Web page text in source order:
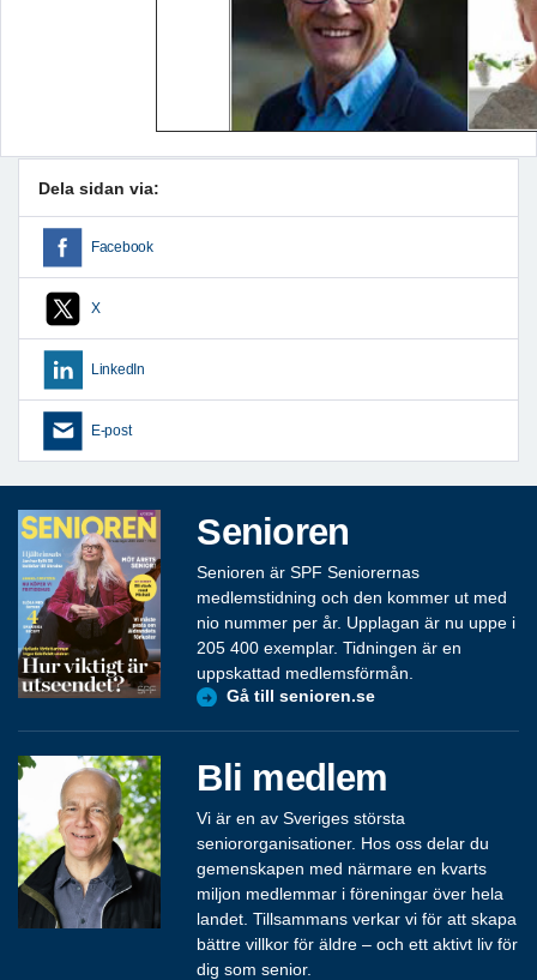
Dela sidan via:
Facebook
X
LinkedIn
E-post
Senioren
Senioren är SPF Seniorernas
medlemstidning och den kommer ut med
nio nummer per år. Upplagan är nu uppe i
205 400 exemplar. Tidningen är en
uppskattad medlemsförmån.
Gå till senioren.se
Bli medlem
Vi är en av Sveriges största
seniororganisationer. Hos oss delar du
gemenskapen med närmare en kvarts
miljon medlemmar i föreningar över hela
landet. Tillsammans verkar vi för att skapa
bättre villkor för äldre – och ett aktivt liv för
dig som senior.